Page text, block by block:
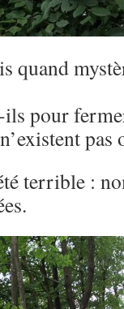
quand
pour
terrible :